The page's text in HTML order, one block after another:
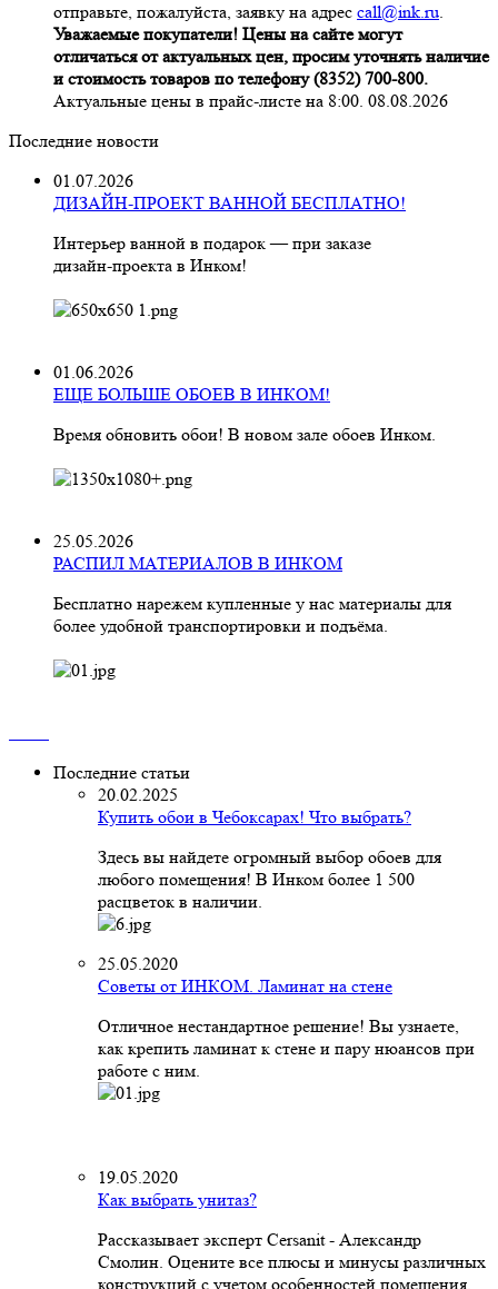
отправьте, пожалуйста, заявку на адрес call@ink.ru.
Уважаемые покупатели! Цены на сайте могут
отличаться от актуальных цен, просим уточнять наличие
и стоимость товаров по телефону (8352) 700-800.
Актуальные цены в прайс-листе на 8:00. 08.08.2026
Последние новости
01.07.2026
ДИЗАЙН-ПРОЕКТ ВАННОЙ БЕСПЛАТНО!
Интерьер ванной в подарок — при заказе
дизайн‑проекта в Инком!
01.06.2026
ЕЩЕ БОЛЬШЕ ОБОЕВ В ИНКОМ!
Время обновить обои! В новом зале обоев Инком.
25.05.2026
РАСПИЛ МАТЕРИАЛОВ В ИНКОМ
Бесплатно нарежем купленные у нас материалы для
более удобной транспортировки и подъёма.
Последние статьи
20.02.2025
Купить обои в Чебоксарах! Что выбрать?
Здесь вы найдете огромный выбор обоев для
любого помещения! В Инком более 1 500
расцветок в наличии.
25.05.2020
Советы от ИНКОМ. Ламинат на стене
Отличное нестандартное решение! Вы узнаете,
как крепить ламинат к стене и пару нюансов при
работе с ним.
19.05.2020
Как выбрать унитаз?
Рассказывает эксперт Cersanit - Александр
Смолин. Оцените все плюсы и минусы различных
конструкций с учетом особенностей помещения,